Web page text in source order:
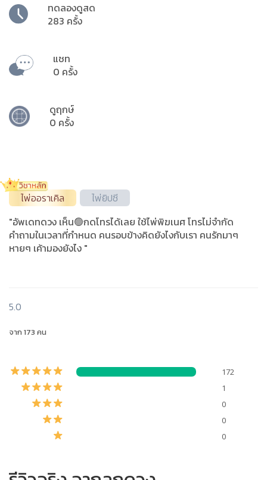
ทดลองดูสด
283 ครั้ง
แชท
0 ครั้ง
ดูฤกษ์
0 ครั้ง
ไพ่ออราเคิล
ไพ่ยิปซี
"อัพเดทดวง เห็น🟢กดโทรได้เลย ใช้ไพ่พิฆเนศ โทรไม่จำกัด
คำถามในเวลาที่กำหนด คนรอบข้างคิดยังไงกับเรา คนรักมาๆ
หายๆ เค้ามองยังไง "
5.0
จาก 173 คน
172
1
0
0
0